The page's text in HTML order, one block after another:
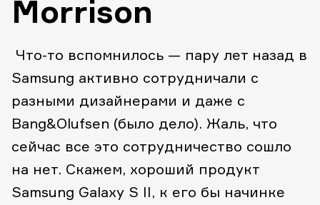
Morrison
Что-то вспомнилось — пару лет назад в
Samsung активно сотрудничали с
разными дизайнерами и даже с
Bang&Olufsen (было дело). Жаль, что
сейчас все это сотрудничество сошло
на нет. Скажем, хороший продукт
Samsung Galaxy S II, к его бы начинке